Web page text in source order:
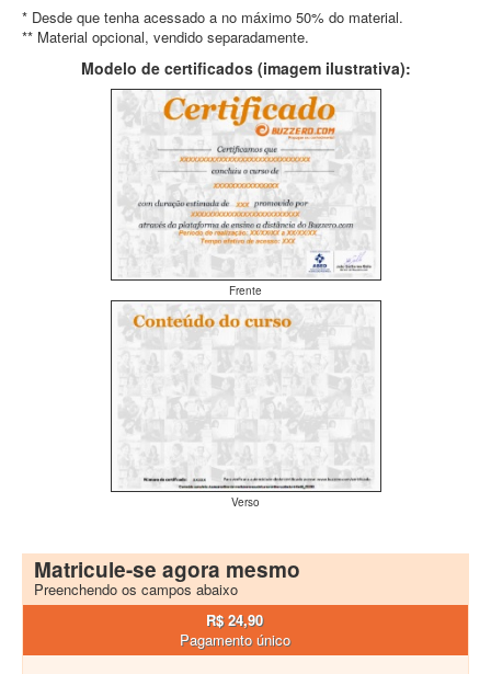
* Desde que tenha acessado a no máximo 50% do material.
** Material opcional, vendido separadamente.
Modelo de certificados (imagem ilustrativa):
Frente
Verso
Matricule-se agora mesmo
Preenchendo os campos abaixo
R$ 24,90
Pagamento único